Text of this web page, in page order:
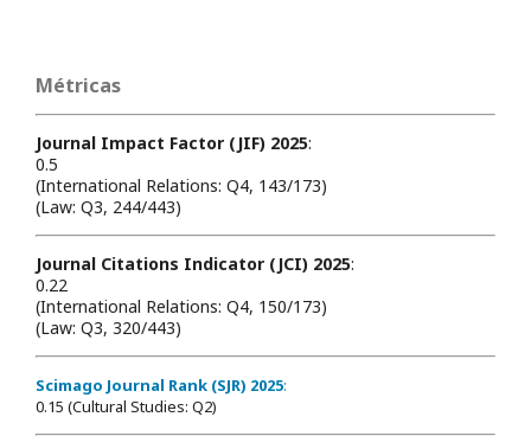
Métricas
Journal Impact Factor (JIF) 2025:
0.5
(International Relations: Q4, 143/173)
(Law: Q3, 244/443)
Journal Citations Indicator (JCI) 2025:
0.22
(International Relations: Q4, 150/173)
(Law: Q3, 320/443)
Scimago Journal Rank (SJR) 2025:
0.15 (Cultural Studies: Q2)